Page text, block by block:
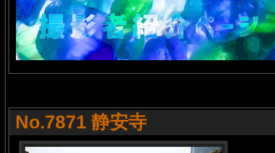
No.7871 静安寺